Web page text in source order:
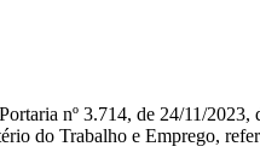
nº 3.714, de 24/11/
do Trabalho e Emprego,